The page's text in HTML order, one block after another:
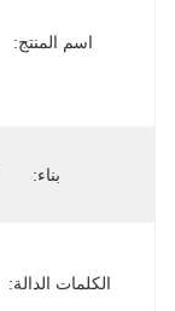
اسم المنتج:
بناء:
الكلمات الدالة: